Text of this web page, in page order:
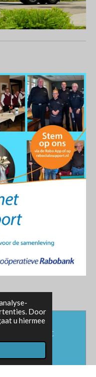
Door
u hiermee
met